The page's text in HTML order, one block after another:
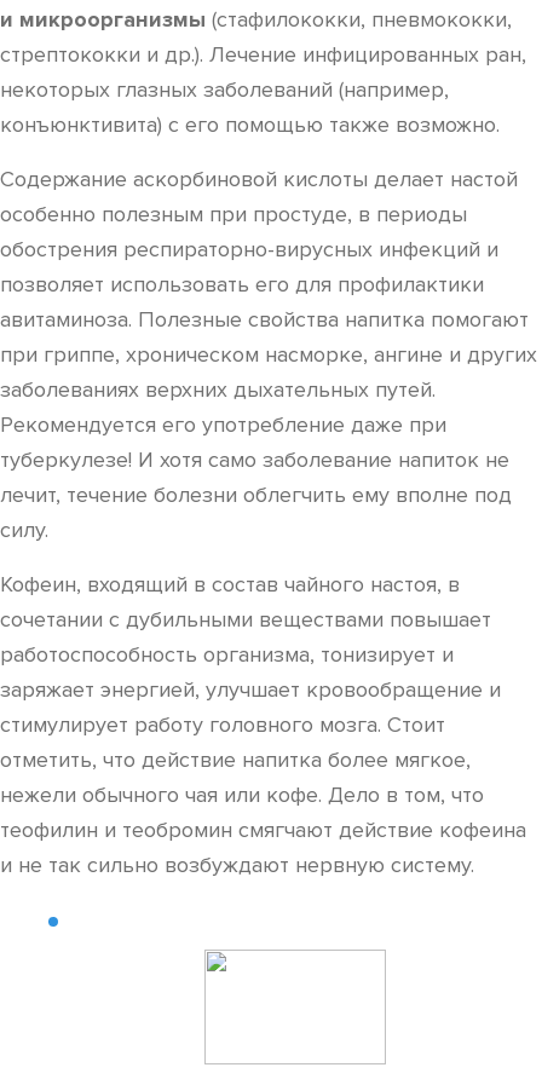
и микроорганизмы (стафилококки, пневмококки,
стрептококки и др.). Лечение инфицированных ран,
некоторых глазных заболеваний (например,
конъюнктивита) с его помощью также возможно.
Содержание аскорбиновой кислоты делает настой
особенно полезным при простуде, в периоды
обострения респираторно-вирусных инфекций и
позволяет использовать его для профилактики
авитаминоза. Полезные свойства напитка помогают
при гриппе, хроническом насморке, ангине и других
заболеваниях верхних дыхательных путей.
Рекомендуется его употребление даже при
туберкулезе! И хотя само заболевание напиток не
лечит, течение болезни облегчить ему вполне под
силу.
Кофеин, входящий в состав чайного настоя, в
сочетании с дубильными веществами повышает
работоспособность организма, тонизирует и
заряжает энергией, улучшает кровообращение и
стимулирует работу головного мозга. Стоит
отметить, что действие напитка более мягкое,
нежели обычного чая или кофе. Дело в том, что
теофилин и теобромин смягчают действие кофеина
и не так сильно возбуждают нервную систему.